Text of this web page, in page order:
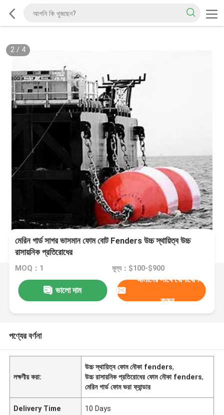
2/ 4
মেরিন গার্ড সাগর ভাসমান ফোম বোট Fenders উচ্চ স্থায়িত্ব উচ্চ
রাসায়নিক প্রতিরোধের
MOQ：1 মূল্য：$100-$900
ভালো দাম
আমাদের সাথে যোগাযোগ
করুন
পণ্যের বর্ণনা
লক্ষণীয় করা:
উচ্চ স্থায়িত্ব ফোম নৌকা fenders,
উচ্চ রাসায়নিক প্রতিরোধের ফোম নৌকা fenders,
মেরিন গার্ড ফোম ভরা ফ্যান্ডার
Delivery Time 10 Days